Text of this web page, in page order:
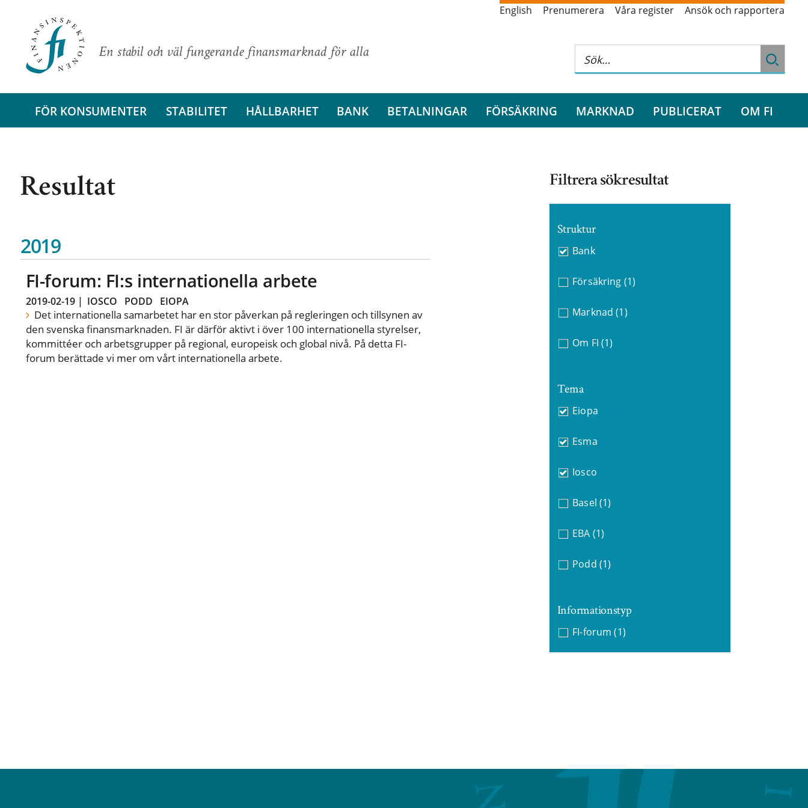
En stabil och väl fungerande finansmarknad för alla
English Prenumerera Våra register Ansök och rapportera
FÖR KONSUMENTER STABILITET HÅLLBARHET BANK BETALNINGAR FÖRSÄKRING MARKNAD PUBLICERAT OM FI
Resultat
2019
FI-forum: FI:s internationella arbete
2019-02-19| IOSCO PODD EIOPA
Det internationella samarbetet har en stor påverkan på regleringen och tillsynen av
den svenska finansmarknaden. FI är därför aktivt i över 100 internationella styrelser,
kommittéer och arbetsgrupper på regional, europeisk och global nivå. På detta FI-
forum berättade vi mer om vårt internationella arbete.
Filtrera sökresultat
Struktur
Bank
Försäkring (1)
Marknad (1)
Om FI (1)
Tema
Eiopa
Esma
Iosco
Basel (1)
EBA (1)
Podd (1)
Informationstyp
FI-forum (1)